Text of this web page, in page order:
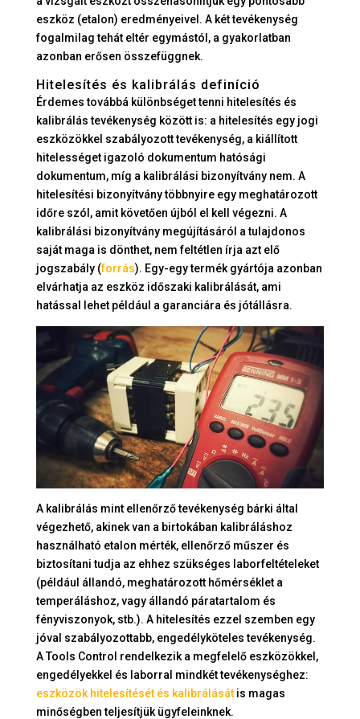
eszköz (etalon) eredményeivel. A két tevékenység
fogalmilag tehát eltér egymástól, a gyakorlatban
azonban erősen összefüggnek.
Hitelesítés és kalibrálás definíció
Érdemes továbbá különbséget tenni hitelesítés és
kalibrálás tevékenység között is: a hitelesítés egy jogi
eszközökkel szabályozott tevékenység, a kiállított
hitelességet igazoló dokumentum hatósági
dokumentum, míg a kalibrálási bizonyítvány nem. A
hitelesítési bizonyítvány többnyire egy meghatározott
időre szól, amit követően újból el kell végezni. A
kalibrálási bizonyítvány megújításáról a tulajdonos
saját maga is dönthet, nem feltétlen írja azt elő
jogszabály (forrás). Egy-egy termék gyártója azonban
elvárhatja az eszköz időszaki kalibrálását, ami
hatással lehet például a garanciára és jótállásra.
A kalibrálás mint ellenőrző tevékenység bárki által
végezhető, akinek van a birtokában kalibráláshoz
használható etalon mérték, ellenőrző műszer és
biztosítani tudja az ehhez szükséges laborfeltételeket
(például állandó, meghatározott hőmérséklet a
temperáláshoz, vagy állandó páratartalom és
fényviszonyok, stb.). A hitelesítés ezzel szemben egy
jóval szabályozottabb, engedélyköteles tevékenység.
A Tools Control rendelkezik a megfelelő eszközökkel,
engedélyekkel és laborral mindkét tevékenységhez:
eszközök hitelesítését és kalibrálásátis magas
minőségben teljesítjük ügyfeleinknek.